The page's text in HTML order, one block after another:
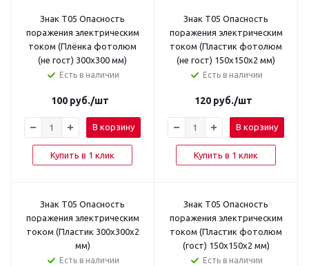
Знак T05 Опасность
поражения электрическим
током (Плёнка фотолюм
(не гост) 300х300 мм)
Есть в наличии
100 руб./шт
В корзину
Купить в 1 клик
Знак T05 Опасность
поражения электрическим
током (Пластик фотолюм
(не гост) 150х150х2 мм)
Есть в наличии
120 руб./шт
В корзину
Купить в 1 клик
Знак T05 Опасность
поражения электрическим
током (Пластик 300х300х2
мм)
Есть в наличии
Знак T05 Опасность
поражения электрическим
током (Пластик фотолюм
(гост) 150х150х2 мм)
Есть в наличии